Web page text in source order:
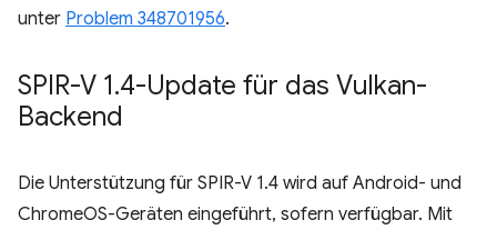
unter Problem 348701956.
SPIR-V 1.4-Update für das Vulkan-
Backend
Die Unterstützung für SPIR-V 1.4 wird auf Android- und
ChromeOS-Geräten eingeführt, sofern verfügbar. Mit